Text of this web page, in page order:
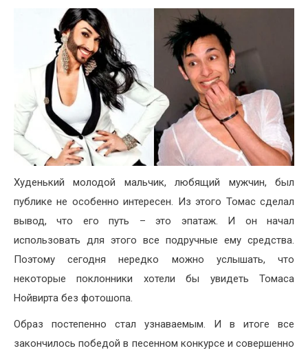
Худенький молодой мальчик, любящий мужчин, был
публике не особенно интересен. Из этого Томас сделал
вывод, что его путь – это эпатаж. И он начал
использовать для этого все подручные ему средства.
Поэтому сегодня нередко можно услышать, что
некоторые поклонники хотели бы увидеть Томаса
Нойвирта без фотошопа.
Образ постепенно стал узнаваемым. И в итоге все
закончилось победой в песенном конкурсе и совершенно